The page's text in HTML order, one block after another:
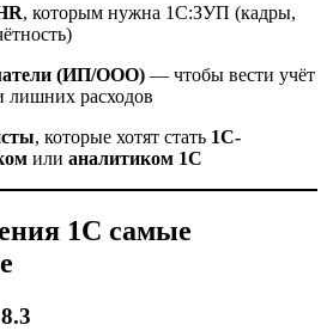
, которым нужна 1С:ЗУП (кадры,
(ИП/ООО) — чтобы вести учёт
лишних расходов
, которые хотят стать 1С-
или аналитиком 1С
1С самые